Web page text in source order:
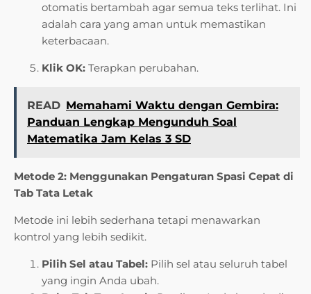
otomatis bertambah agar semua teks terlihat. Ini
adalah cara yang aman untuk memastikan
keterbacaan.
Klik OK: Terapkan perubahan.
READ Memahami Waktu dengan Gembira:
Panduan Lengkap Mengunduh Soal
Matematika Jam Kelas 3 SD
Metode 2: Menggunakan Pengaturan Spasi Cepat di
Tab Tata Letak
Metode ini lebih sederhana tetapi menawarkan
kontrol yang lebih sedikit.
Pilih Sel atau Tabel: Pilih sel atau seluruh tabel
yang ingin Anda ubah.